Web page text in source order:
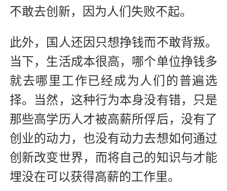
不敢去创新，因为人们失败不起。
此外，国人还因只想挣钱而不敢背叛。
当下，生活成本很高，哪个单位挣钱多
就去哪里工作已经成为人们的普遍选
择。当然，这种行为本身没有错，只是
那些高学历人才被高薪所俘后，没有了
创业的动力，也没有动力去想如何通过
创新改变世界，而将自己的知识与才能
埋没在可以获得高薪的工作里。